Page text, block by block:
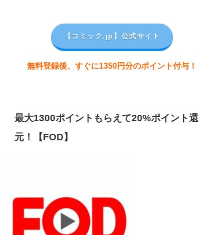
【コミック.jp 】公式サイト
無料登録後、すぐに1350円分のポイント付与！
最大1300ポイントもらえて20%ポイント還
元！【FOD】